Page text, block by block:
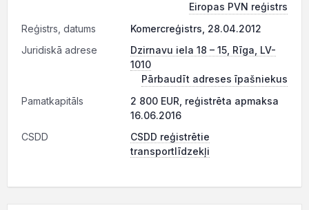
Eiropas PVN reģistrs
Reģistrs, datums
Komercreģistrs, 28.04.2012
Juridiskā adrese
Dzirnavu iela 18 – 15, Rīga, LV-
1010
Pārbaudīt adreses īpašniekus
Pamatkapitāls
2 800 EUR, reģistrēta apmaksa
16.06.2016
CSDD
CSDD reģistrētie
transportlīdzekļi